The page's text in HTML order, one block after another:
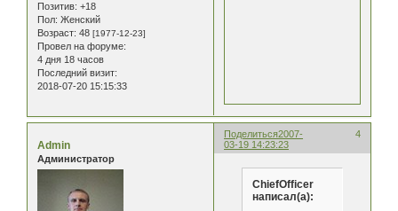
Позитив: +18
Пол: Женский
Возраст: 48 [1977-12-23]
Провел на форуме:
4 дня 18 часов
Последний визит:
2018-07-20 15:15:33
Поделиться 4
2007-
03-19 14:23:23
Admin
Администратор
ChiefOfficer
написал(а):